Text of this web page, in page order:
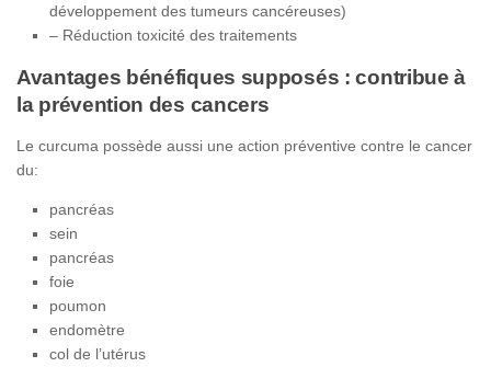
développement des tumeurs cancéreuses)
– Réduction toxicité des traitements
Avantages bénéfiques supposés : contribue à
la prévention des cancers
Le curcuma possède aussi une action préventive contre le cancer
du:
pancréas
sein
pancréas
foie
poumon
endomètre
col de l’utérus